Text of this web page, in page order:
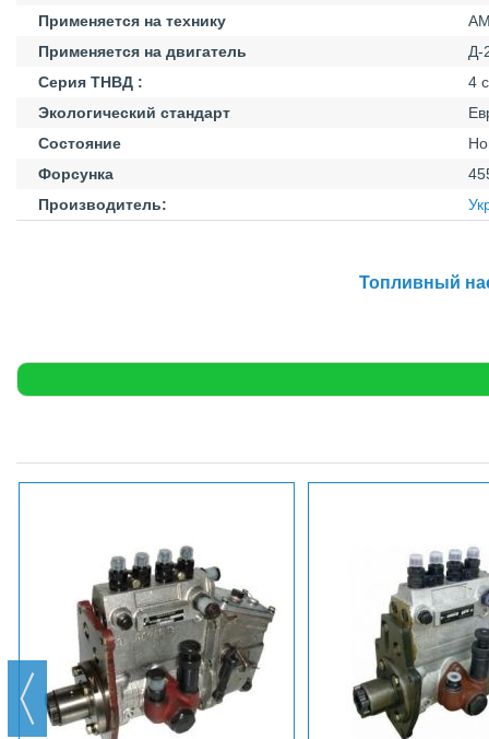
Применяется на технику
Применяется на двигатель
Д-
Серия ТНВД :
4
Экологический стандарт
Состояние
Форсунка
Производитель:
Топливный